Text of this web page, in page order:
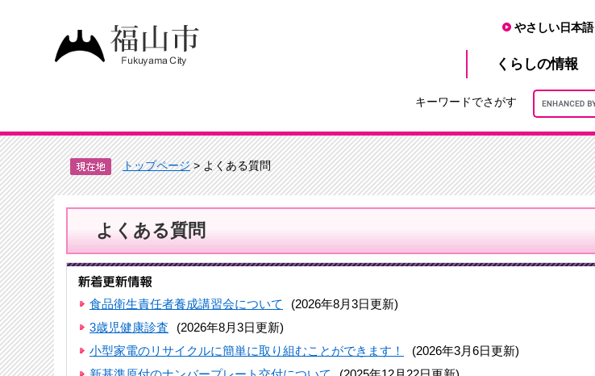
やさしい日本語
くらしの情報
キーワードでさがす
トップページ> よくある質問
よくある質問
食品衛生責任者養成講習会について
(2026年8月3日更新)
3歳児健康診査
(2026年8月3日更新)
小型家電のリサイクルに簡単に取り組むことができます！
(2026年3月6日更新)